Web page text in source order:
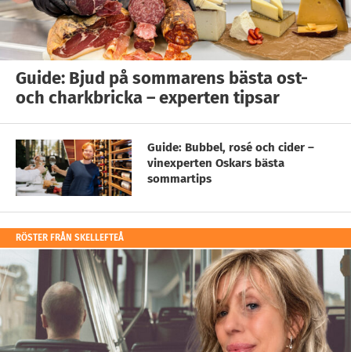
Guide: Bjud på sommarens bästa ost-
och charkbricka – experten tipsar
Guide: Bubbel, rosé och cider –
vinexperten Oskars bästa
sommartips
RÖSTER FRÅN SKELLEFTEÅ